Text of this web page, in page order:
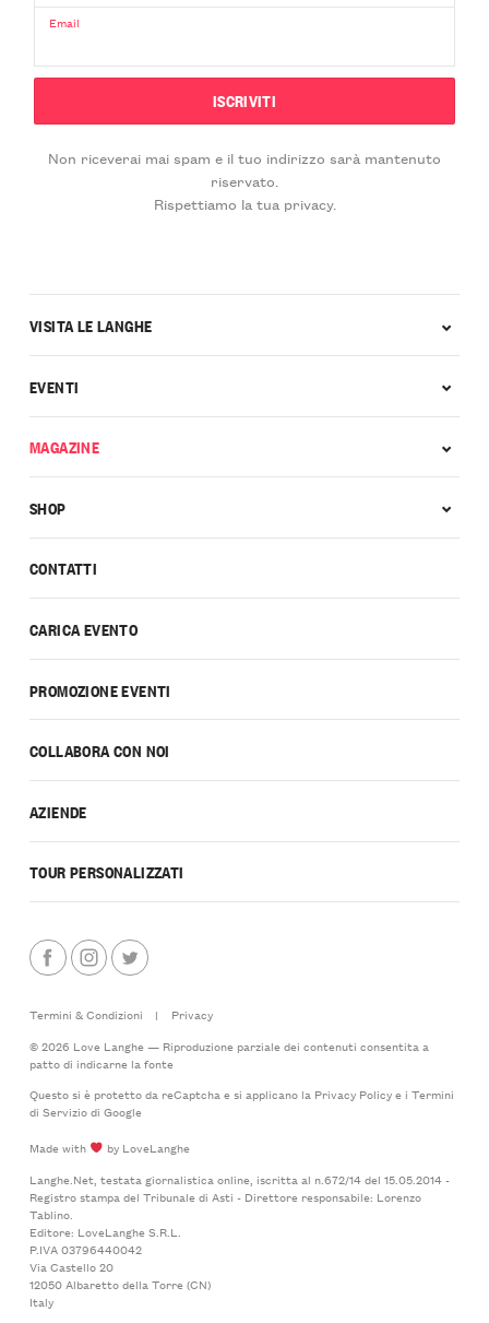
Email
Non riceverai mai spam e il tuo indirizzo sarà mantenuto
riservato.
Rispettiamo la tua privacy.
CONTATTI
CARICA EVENTO
PROMOZIONE EVENTI
COLLABORA CON NOI
AZIENDE
TOUR PERSONALIZZATI
VISITA LE LANGHE
EVENTI
MAGAZINE
SHOP
Termini & Condizioni |
Privacy
© 2026 Love Langhe — Riproduzione parziale dei contenuti consentita a
patto di indicarne la fonte
Questo si è protetto da reCaptcha e si applicano la Privacy Policye i Termini
di Serviziodi Google
Made with
by LoveLanghe
Langhe.Net, testata giornalistica online, iscritta al n.672/14 del 15.05.2014 -
Registro stampa del Tribunale di Asti - Direttore responsabile: Lorenzo
Tablino.
Editore: LoveLanghe S.R.L.
P.IVA 03796440042
Via Castello 20
12050 Albaretto della Torre (CN)
Italy